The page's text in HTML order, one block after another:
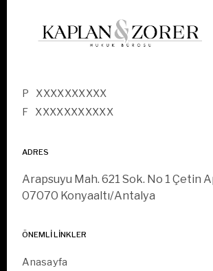
P
XXXXXXXXXX
F
XXXXXXXXXXX
ADRES
Arapsuyu Mah. 621 Sok. No 1 Çetin
07070 Konyaaltı/Antalya
ÖNEMLI LINKLER
Anasayfa